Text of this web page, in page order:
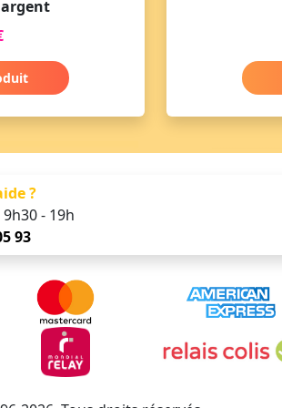
argent
?
- 19h
93